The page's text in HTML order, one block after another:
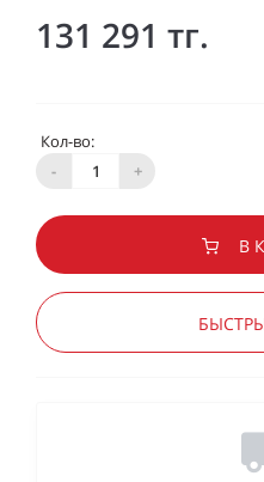
131 291 тг.
Кол-во:
-
+
В